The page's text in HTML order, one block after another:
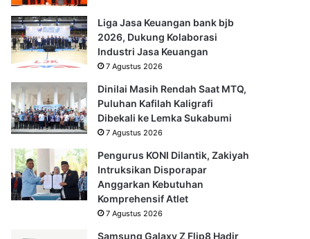
Liga Jasa Keuangan bank bjb
2026, Dukung Kolaborasi
Industri Jasa Keuangan
7 Agustus 2026
Dinilai Masih Rendah Saat MTQ,
Puluhan Kafilah Kaligrafi
Dibekali ke Lemka Sukabumi
7 Agustus 2026
Pengurus KONI Dilantik, Zakiyah
Intruksikan Disporapar
Anggarkan Kebutuhan
Komprehensif Atlet
7 Agustus 2026
Samsung Galaxy Z Flip8 Hadir